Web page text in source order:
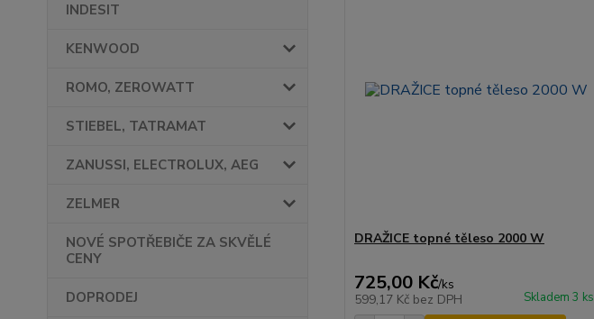
INDESIT
KENWOOD
ROMO, ZEROWATT
STIEBEL, TATRAMAT
ZANUSSI, ELECTROLUX, AEG
ZELMER
NOVÉ SPOTŘEBIČE ZA SKVĚLÉ
CENY
DOPRODEJ
DRAŽICE topné těleso 2000 W
725,00 Kč/ks
599,17 Kč bez DPH Skladem 3 ks